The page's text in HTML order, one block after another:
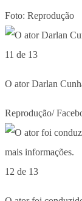
Foto: Reprodução
11 de 13
O ator Darlan
Reprodução/
12 de 13